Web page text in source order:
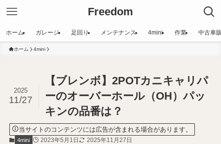
Freedom
ホーム ガレージ 足回り メンテナンス 4mini 作業 中古車
ホーム 4mini
【ブレンボ】2POTカニキャリパ
ーのオーバーホール（OH）パッ
キンの品番は？
2025
11/27
当サイトのコンテンツには広告が含まれる場合があります。
4mini 2023年5月1日 2025年11月27日